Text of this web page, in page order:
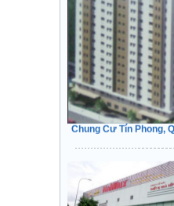
Kiểm Tra các tính năng
Cửa trước khi bàn giao
Hàng
Chung Cư Tín Phong,